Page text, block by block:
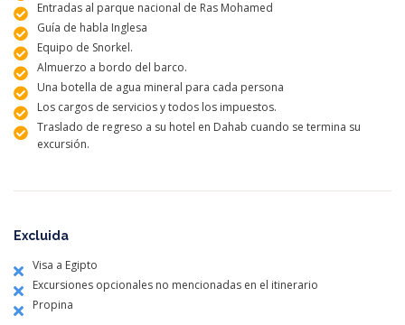
Entradas al parque nacional de Ras Mohamed
Guía de habla Inglesa
Equipo de Snorkel.
Almuerzo a bordo del barco.
Una botella de agua mineral para cada persona
Los cargos de servicios y todos los impuestos.
Traslado de regreso a su hotel en Dahab cuando se termina su
excursión.
Excluida
Visa a Egipto
Excursiones opcionales no mencionadas en el itinerario
Propina